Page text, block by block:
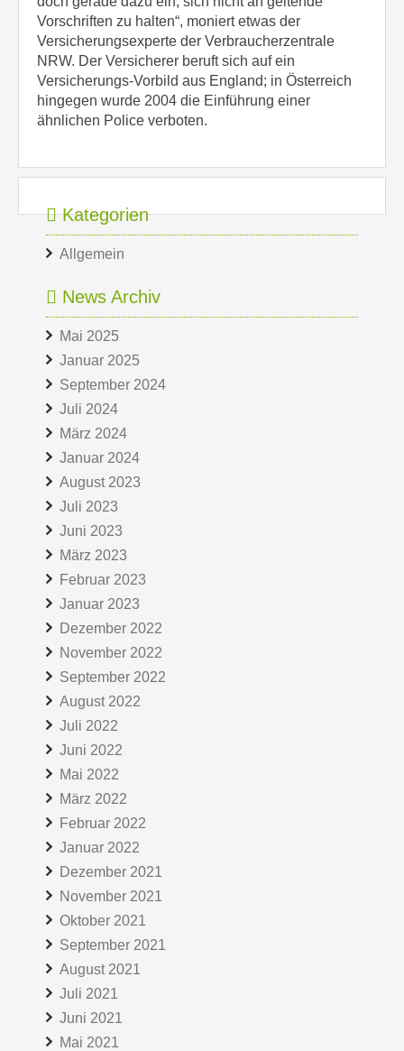
Vorschriften zu halten“, moniert etwas der
Versicherungsexperte der Verbraucherzentrale
NRW. Der Versicherer beruft sich auf ein
Versicherungs-Vorbild aus England; in Österreich
hingegen wurde 2004 die Einführung einer
ähnlichen Police verboten.
Kategorien
Allgemein
News Archiv
Mai 2025
Januar 2025
September 2024
Juli 2024
März 2024
Januar 2024
August 2023
Juli 2023
Juni 2023
März 2023
Februar 2023
Januar 2023
Dezember 2022
November 2022
September 2022
August 2022
Juli 2022
Juni 2022
Mai 2022
März 2022
Februar 2022
Januar 2022
Dezember 2021
November 2021
Oktober 2021
September 2021
August 2021
Juli 2021
Juni 2021
Mai 2021